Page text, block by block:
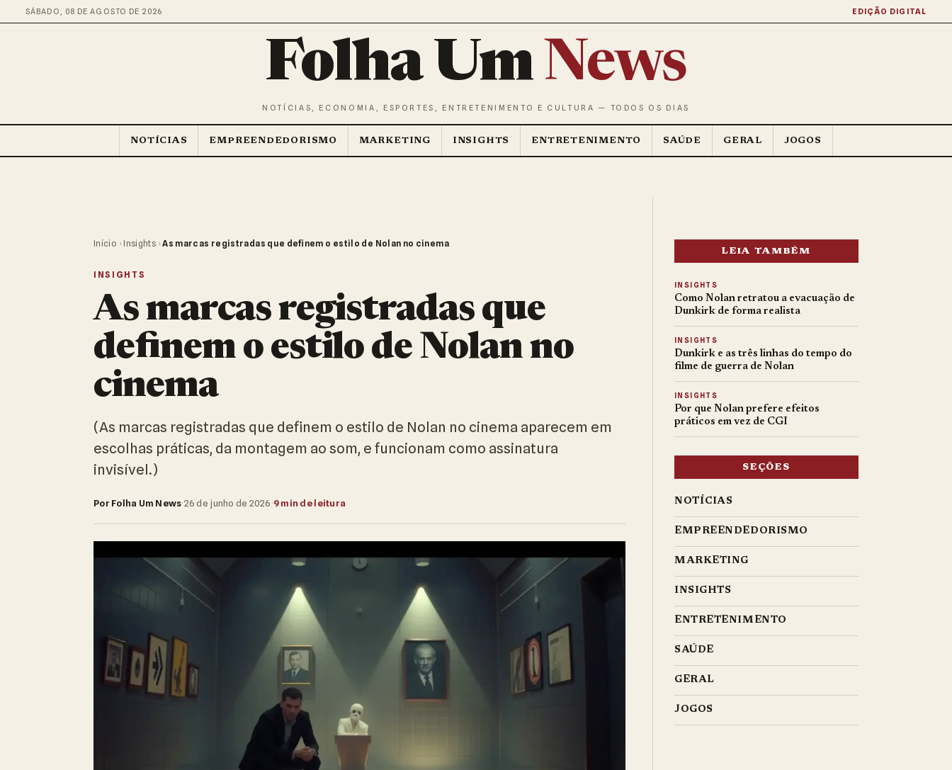
SÁBADO, 08 DE AGOSTO DE 2026 EDIÇÃO DIGITAL
Folha Um News
NOTÍCIAS, ECONOMIA, ESPORTES, ENTRETENIMENTO E CULTURA — TODOS OS DIAS
NOTÍCIAS EMPREENDEDORISMO MARKETING INSIGHTS ENTRETENIMENTO SAÚDE GERAL JOGOS
Início › Insights › As marcas registradas que definem o estilo de Nolan no cinema
INSIGHTS
As marcas registradas que
definem o estilo de Nolan no
cinema
(As marcas registradas que definem o estilo de Nolan no cinema aparecem em
escolhas práticas, da montagem ao som, e funcionam como assinatura
invisível.)
Por Folha Um News·26 de junho de 2026·9 min de leitura
LEIA TAMBÉM
INSIGHTS
Como Nolan retratou a evacuação de
Dunkirk de forma realista
INSIGHTS
Dunkirk e as três linhas do tempo do
filme de guerra de Nolan
INSIGHTS
Por que Nolan prefere efeitos
práticos em vez de CGI
SEÇÕES
NOTÍCIAS
EMPREENDEDORISMO
MARKETING
INSIGHTS
ENTRETENIMENTO
SAÚDE
GERAL
JOGOS